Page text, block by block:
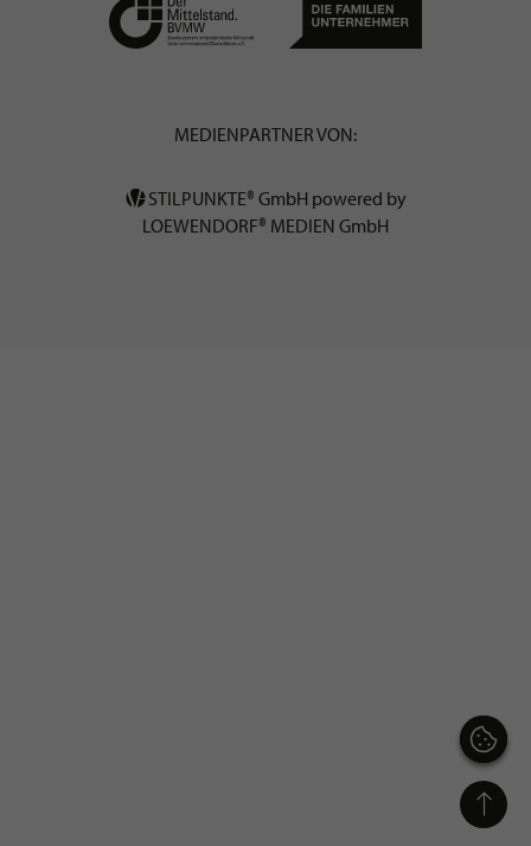
MEDIENPARTNER VON:
STILPUNKTE® GmbH powered by
LOEWENDORF® MEDIEN GmbH